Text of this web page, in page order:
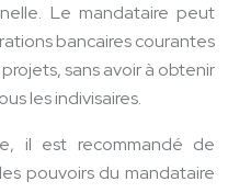
Le mandataire peut
bancaires courantes
sans avoir à obtenir
les indivisaires.
il est recommandé de
pouvoirs du mandataire